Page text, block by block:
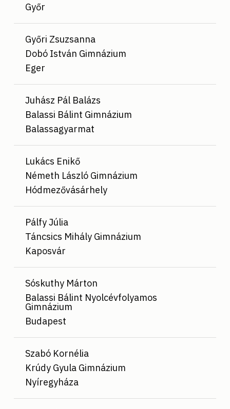
Győr
Győri Zsuzsanna
Dobó István Gimnázium
Eger
Juhász Pál Balázs
Balassi Bálint Gimnázium
Balassagyarmat
Lukács Enikő
Németh László Gimnázium
Hódmezővásárhely
Pálfy Júlia
Táncsics Mihály Gimnázium
Kaposvár
Sóskuthy Márton
Balassi Bálint Nyolcévfolyamos
Gimnázium
Budapest
Szabó Kornélia
Krúdy Gyula Gimnázium
Nyíregyháza